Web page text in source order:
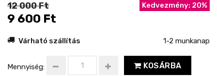
12 000 Ft
9 600 Ft
Kedvezmény: 20%
Várható szállítás 1-2 munkanap
Mennyiség: KOSÁRBA